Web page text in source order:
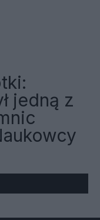
jedną z